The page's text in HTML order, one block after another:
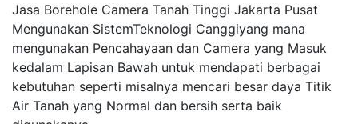
Jasa Borehole Camera Tanah Tinggi Jakarta Pusat
Mengunakan SistemTeknologi Canggiyang mana
mengunakan Pencahayaan dan Camera yang Masuk
kedalam Lapisan Bawah untuk mendapati berbagai
kebutuhan seperti misalnya mencari besar daya Titik
Air Tanah yang Normal dan bersih serta baik